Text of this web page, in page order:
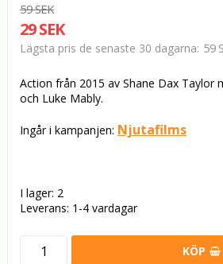
59 SEK
29 SEK
Lägsta pris de senaste 30 dagarna 59
Action från 2015 av Shane Dax Taylor
och Luke Mably.
Ingår i kampanjen: Njutafilms
I lager: 2
Leverans: 1-4 vardagar
KÖP